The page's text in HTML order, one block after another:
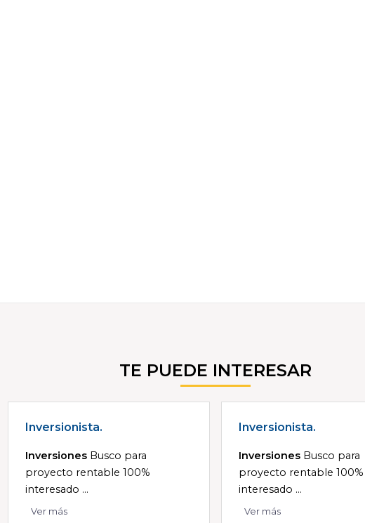
TE PUEDE INTERESAR
Inversionista.
Inversiones Busco para
proyecto rentable 100%
interesado ...
Ver más
Inversionista.
Inversiones Busco para
proyecto rentable 100%
interesado ...
Ver más